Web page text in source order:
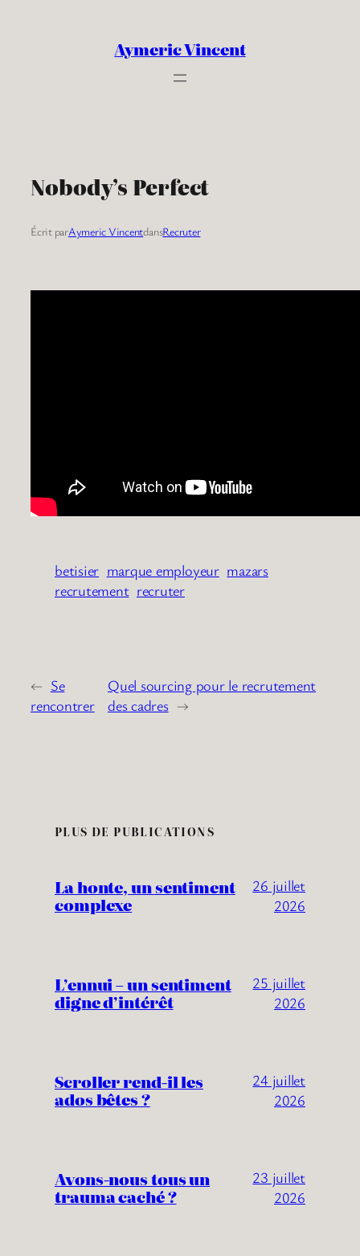
Aymeric Vincent
Nobody’s Perfect
Écrit parAymeric VincentdansRecruter
betisier marque employeur mazars
recrutement recruter
← Se
rencontrer
Quel sourcing pour le recrutement
des cadres →
PLUS DE PUBLICATIONS
La honte, un sentiment
complexe
26 juillet
2026
L’ennui – un sentiment
digne d’intérêt
25 juillet
2026
Scroller rend-il les
ados bêtes ?
24 juillet
2026
Avons-nous tous un
trauma caché ?
23 juillet
2026